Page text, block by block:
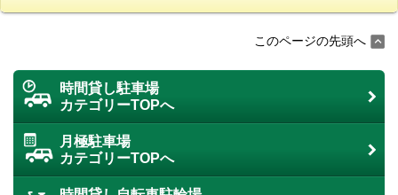
このページの先頭へ
時間貸し駐車場
カテゴリーTOPへ
月極駐車場
カテゴリーTOPへ